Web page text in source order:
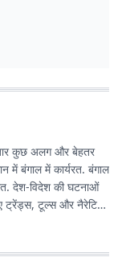
कुछ अलग और बेहतर
बंगाल में कार्यरत. बंगाल
देश-विदेश की घटनाओं
ट्रेंड्स, टूल्स और नैरेटिव